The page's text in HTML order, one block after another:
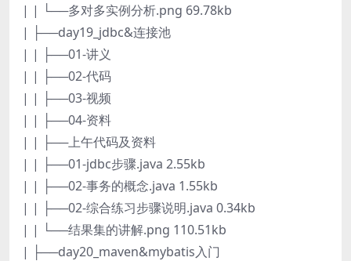
| | └──多对多实例分析.png 69.78kb
| ├──day19_jdbc&连接池
| | ├──01-讲义
| | ├──02-代码
| | ├──03-视频
| | ├──04-资料
| | ├──上午代码及资料
| | ├──01-jdbc步骤.java 2.55kb
| | ├──02-事务的概念.java 1.55kb
| | ├──02-综合练习步骤说明.java 0.34kb
| | └──结果集的讲解.png 110.51kb
| ├──day20_maven&mybatis入门